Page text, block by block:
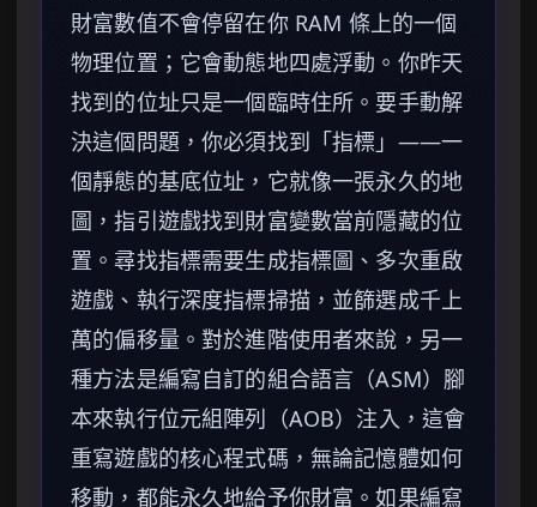
財富數值不會停留在你 RAM 條上的一個
物理位置；它會動態地四處浮動。你昨天
找到的位址只是一個臨時住所。要手動解
決這個問題，你必須找到「指標」——一
個靜態的基底位址，它就像一張永久的地
圖，指引遊戲找到財富變數當前隱藏的位
置。尋找指標需要生成指標圖、多次重啟
遊戲、執行深度指標掃描，並篩選成千上
萬的偏移量。對於進階使用者來說，另一
種方法是編寫自訂的組合語言（ASM）腳
本來執行位元組陣列（AOB）注入，這會
重寫遊戲的核心程式碼，無論記憶體如何
移動，都能永久地給予你財富。如果編寫